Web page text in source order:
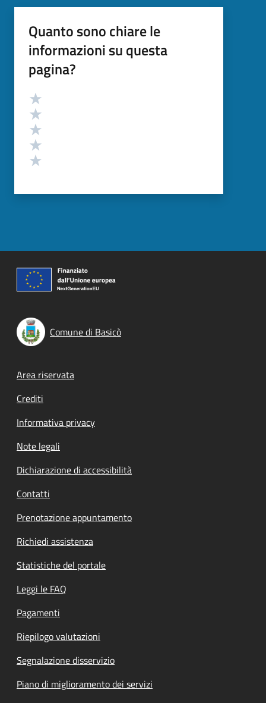
Quanto sono chiare le
informazioni su questa
pagina?
Valutazione
Comune di Basicò
Footer menu
Area riservata
Crediti
Informativa privacy
Note legali
Dichiarazione di accessibilità
Contatti
Prenotazione appuntamento
Richiedi assistenza
Statistiche del portale
Leggi le FAQ
Pagamenti
Riepilogo valutazioni
Segnalazione disservizio
Piano di miglioramento dei servizi